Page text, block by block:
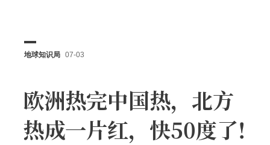
地球知识局 07-03
欧洲热完中国热，北方
热成一片红，快50度了!